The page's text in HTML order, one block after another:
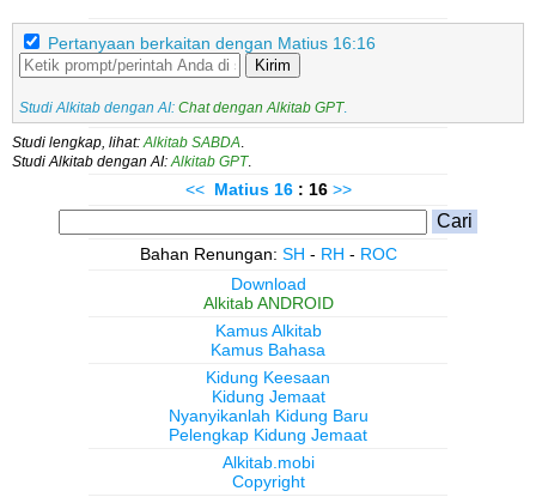
Pertanyaan berkaitan dengan Matius 16:16
Kirim
Studi Alkitab dengan AI: Chat dengan Alkitab GPT.
Studi lengkap, lihat: Alkitab SABDA
Studi Alkitab dengan AI: Alkitab GPT.
<< Matius 16 : 16 >>
Bahan Renungan: SH - RH - ROC
Download
Alkitab ANDROID
Kamus Alkitab
Kamus Bahasa
Kidung Keesaan
Kidung Jemaat
Nyanyikanlah Kidung Baru
Pelengkap Kidung Jemaat
Alkitab.mobi
Copyright